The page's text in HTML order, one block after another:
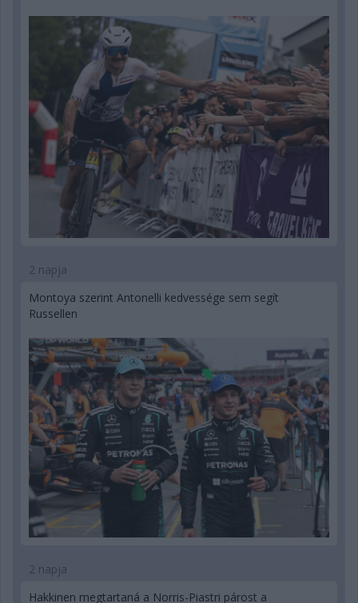
2 napja
Montoya szerint Antonelli kedvessége sem segít
Russellen
2 napja
Hakkinen megtartaná a Norris-Piastri párost a